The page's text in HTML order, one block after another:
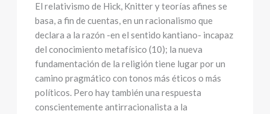
El relativismo de Hick, Knitter y teorías afines se
basa, a fin de cuentas, en un racionalismo que
declara a la razón -en el sentido kantiano- incapaz
del conocimiento metafísico (10); la nueva
fundamentación de la religión tiene lugar por un
camino pragmático con tonos más éticos o más
políticos. Pero hay también una respuesta
conscientemente antirracionalista a la